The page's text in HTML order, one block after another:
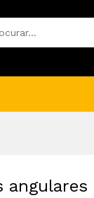
angulares